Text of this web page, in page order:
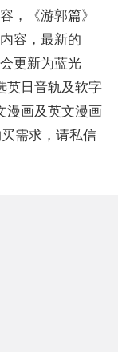
，《游郭篇》
容，最新的
更新为蓝光
英日音轨及软字
漫画及英文漫画
需求，请私信